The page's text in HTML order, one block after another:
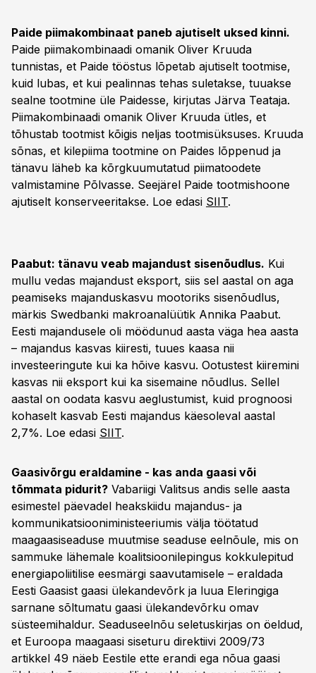
Paide piimakombinaat paneb ajutiselt uksed kinni.
Paide piimakombinaadi omanik Oliver Kruuda
tunnistas, et Paide tööstus lõpetab ajutiselt tootmise,
kuid lubas, et kui pealinnas tehas suletakse, tuuakse
sealne tootmine üle Paidesse, kirjutas Järva Teataja.
Piimakombinaadi omanik Oliver Kruuda ütles, et
tõhustab tootmist kõigis neljas tootmisüksuses. Kruuda
sõnas, et kilepiima tootmine on Paides lõppenud ja
tänavu läheb ka kõrgkuumutatud piimatoodete
valmistamine Põlvasse. Seejärel Paide tootmishoone
ajutiselt konserveeritakse. Loe edasi SIIT.
Paabut: tänavu veab majandust sisenõudlus. Kui
mullu vedas majandust eksport, siis sel aastal on aga
peamiseks majanduskasvu mootoriks sisenõudlus,
märkis Swedbanki makroanalüütik Annika Paabut.
Eesti majandusele oli möödunud aasta väga hea aasta
– majandus kasvas kiiresti, tuues kaasa nii
investeeringute kui ka hõive kasvu. Ootustest kiiremini
kasvas nii eksport kui ka sisemaine nõudlus. Sellel
aastal on oodata kasvu aeglustumist, kuid prognoosi
kohaselt kasvab Eesti majandus käesoleval aastal
2,7%. Loe edasi SIIT.
Gaasivõrgu eraldamine - kas anda gaasi või
tõmmata pidurit? Vabariigi Valitsus andis selle aasta
esimestel päevadel heakskiidu majandus- ja
kommunikatsiooniministeeriumis välja töötatud
maagaasiseaduse muutmise seaduse eelnõule, mis on
sammuke lähemale koalitsioonilepingus kokkulepitud
energiapoliitilise eesmärgi saavutamisele – eraldada
Eesti Gaasist gaasi ülekandevõrk ja luua Eleringiga
sarnane sõltumatu gaasi ülekandevõrku omav
süsteemihaldur. Seaduseelnõu seletuskirjas on öeldud,
et Euroopa maagaasi siseturu direktiivi 2009/73
artikkel 49 näeb Eestile ette erandi ega nõua gaasi